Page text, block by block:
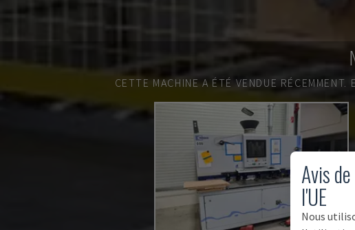
CETTE MACHINE A ÉTÉ VENDUE RÉCEMMENT.
Avis
l'UE
Nous